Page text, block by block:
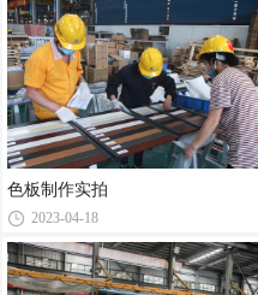
色板制作实拍
2023-04-18